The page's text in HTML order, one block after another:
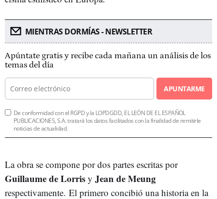
MIENTRAS DORMÍAS - NEWSLETTER
Apúntate gratis y recibe cada mañana un análisis de los
temas del día
APUNTARME
De conformidad con el RGPD y la LOPDGDD, EL LEÓN DE EL ESPAÑOL
PUBLICACIONES, S.A. tratará los datos facilitados con la finalidad de remitirle
noticias de actualidad.
La obra se compone por dos partes escritas por
Guillaume de Lorris y Jean de Meung
respectivamente. El primero concibió una historia en la